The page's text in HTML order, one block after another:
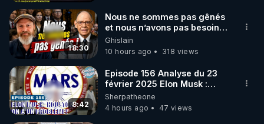
18:30
Nous ne sommes pas gênés
et nous n’avons pas besoin
de nous excuser ! #jw
#jehovah #collegecentral
Ghislain
10 hours ago
318 views
8:42
Episode 156 Analyse du 23
février 2025 Elon Musk :
Houston , on a un problème !
Sherpatheone
4 hours ago
47 views